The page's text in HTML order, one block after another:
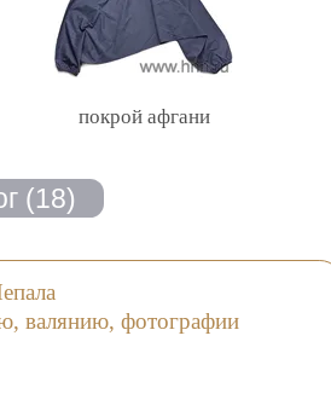
покрой афгани
валянию, фотографии